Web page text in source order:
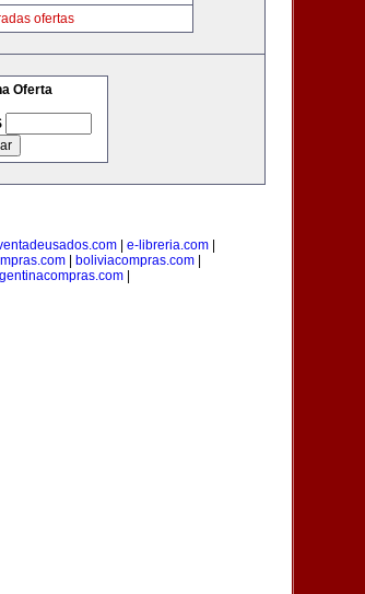
ofertas
Oferta
e-libreria.com
| boliviacompras.com|